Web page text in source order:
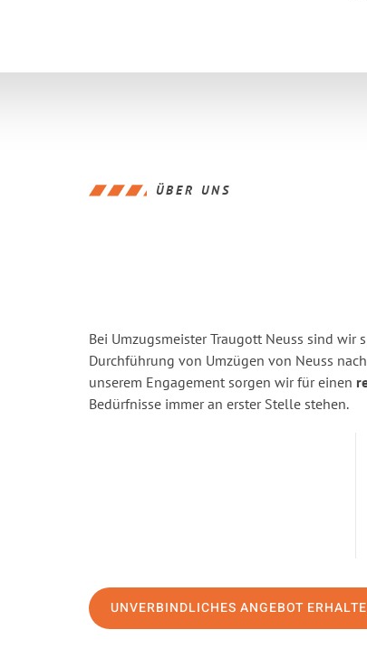
ÜBER UNS
Bei Umzugsmeister Traugott Neuss sind
Durchführung von Umzügen von Neuss
unserem Engagement sorgen wir für einen
Bedürfnisse immer an erster Stelle stehen.
UNVERBINDLICHES ANGEBOT